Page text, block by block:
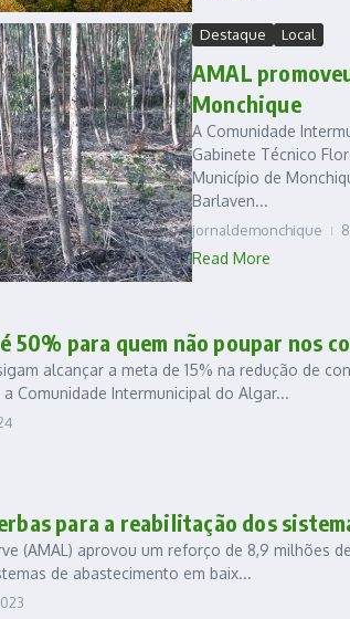
Destaque Local
AMAL
Monchique
A Comunidade
Gabinete Técnico
Município de
Barlaven...
jornaldemonchique
Read More
50% para quem não poupar nos
alcançar a meta de 15% na redução de
Comunidade Intermunicipal do Algar...
para a reabilitação dos
(AMAL) aprovou um reforço de 8,9 milhões
de abastecimento em baix...